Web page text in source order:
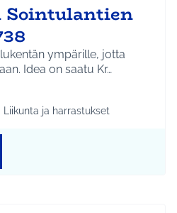
Sointulantien
ympärille, jotta
pallot ei aina lentäisi ojaan. Idea on saatu Kr…
Etelä-Tuusulan kylät
tulokset teeman mukaan:
Liikunta ja harrastukset